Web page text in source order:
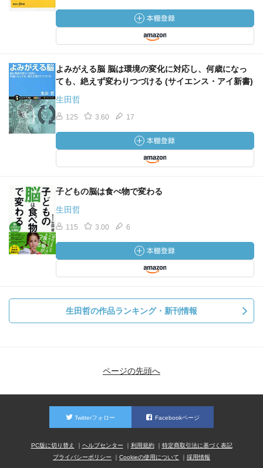
よみがえる脳 脳は環境の変化に対応し、何歳になっ
ても、絶えず変わりつづける (サイエンス・アイ新書)
生田哲
125 3.60 17
子どもの脳は食べ物で変わる
生田哲
115 3.00 6
生田哲の作品ランキング・新刊情報
ページの先頭へ
Twitterフォロー Facebookページ
PC版に切り替え ヘルプセンター 利用規約
特定商取引法に基づく表記
プライバシーポリシー
Cookieの使用について 採用情報